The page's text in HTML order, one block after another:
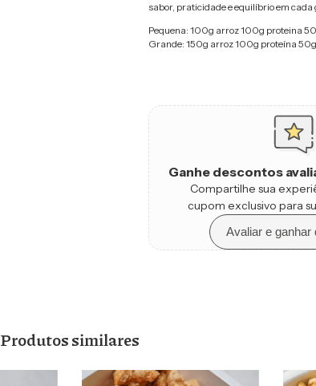
sabor, praticidade e equilíbrio em
Pequena: 100g arroz 100g proteina
Grande: 150g arroz 100g proteína
Ganhe descontos
Compartilhe sua
cupom exclusivo para
Avaliar e ganhar
Produtos similares